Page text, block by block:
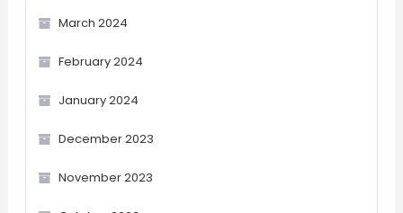
March 2024
February 2024
January 2024
December 2023
November 2023